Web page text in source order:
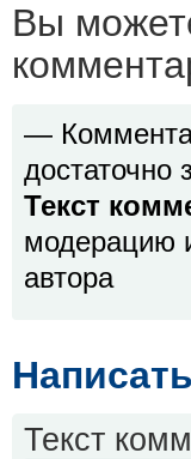
Вы
—
достаточно
Текст
модерацию
автора
Текст